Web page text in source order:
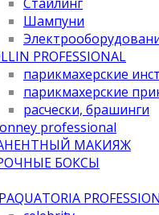
Шампуни
PROFESSIONAL
парикмахерские
парикмахерские
расчески, брашинги
professional
МАКИЯЖ
БОКСЫ